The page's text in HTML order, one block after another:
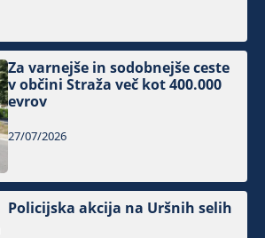
Za varnejše in sodobnejše ceste
v občini Straža več kot 400.000
evrov
27/07/2026
Policijska akcija na Uršnih selih